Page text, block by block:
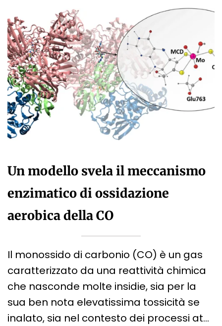
Un modello svela il meccanismo
enzimatico di ossidazione
aerobica della CO
Il monossido di carbonio (CO) è un gas
caratterizzato da una reattività chimica
che nasconde molte insidie, sia per la
sua ben nota elevatissima tossicità se
inalato, sia nel contesto dei processi at…